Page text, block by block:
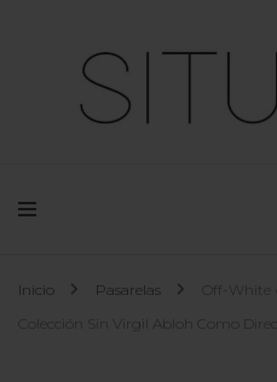
Inicio Pasarelas
Off-White
Colección Sin Virgil Abloh Como